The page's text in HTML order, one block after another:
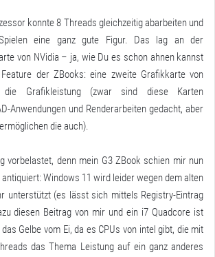
konnte 8 Threads gleichzeitig abarbeiten und
eine ganz gute Figur. Das lag an der
von NVidia – ja, wie Du es schon ahnen kannst
der ZBooks: eine zweite Grafikkarte von
die Grafikleistung (zwar sind diese Karten
Anwendungen und Renderarbeiten gedacht, aber
die auch).
vorbelastet, denn mein G3 ZBook schien mir nun
Windows 11 wird leider wegen dem alten
unterstützt (es lässt sich mittels Registry-Eintrag
diesen Beitrag von mir und ein i7 Quadcore ist
Gelbe vom Ei, da es CPUs von intel gibt, die mit
das Thema Leistung auf ein ganz anderes